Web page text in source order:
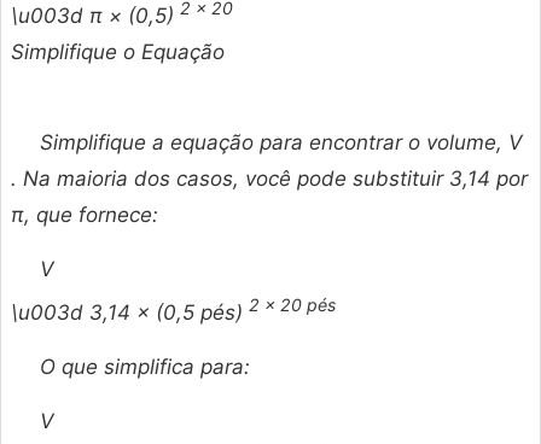
\u003d π × (0,5) 2 × 20
Simplifique o Equação
Simplifique a equação para encontrar o volume, V
. Na maioria dos casos, você pode substituir 3,14 por
π, que fornece:
V
\u003d 3,14 × (0,5 pés) 2 × 20 pés
O que simplifica para:
V